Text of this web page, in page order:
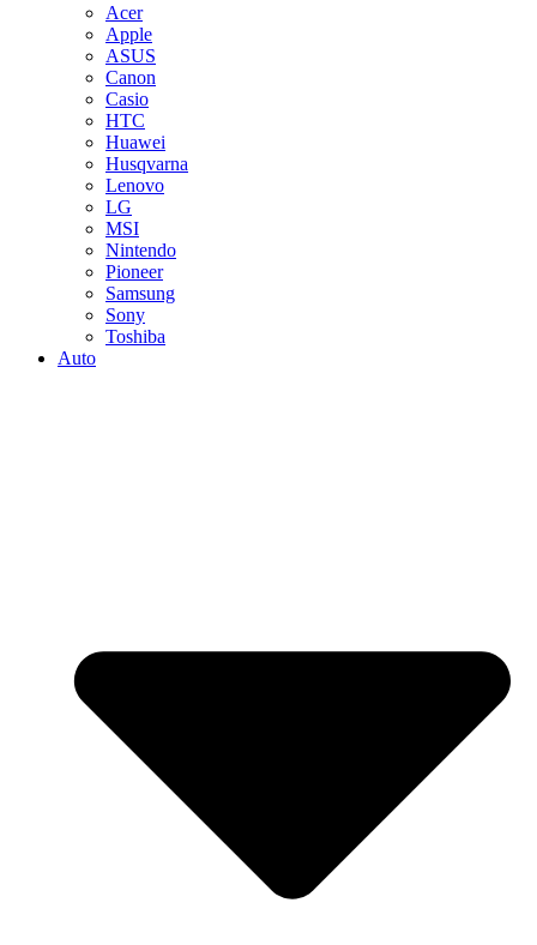
Acer
Apple
ASUS
Canon
Casio
HTC
Huawei
Husqvarna
Lenovo
LG
MSI
Nintendo
Pioneer
Samsung
Sony
Toshiba
Auto